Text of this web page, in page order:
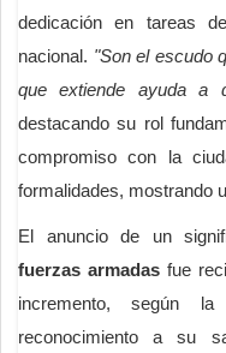
dedicación en tareas
nacional. "Son el escudo
que extiende ayuda a
destacando su rol
compromiso con la
formalidades, mostrando
El anuncio de un
fuerzas armadas fue
incremento, según
reconocimiento a su